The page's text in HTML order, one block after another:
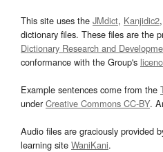
This site uses the JMdict, Kanjidic2,
dictionary files. These files are the
Dictionary Research and
conformance with the Group's
Example sentences come from the
underCreative Commons CC-BY.
Audio files are graciously provided
learning site WaniKani.